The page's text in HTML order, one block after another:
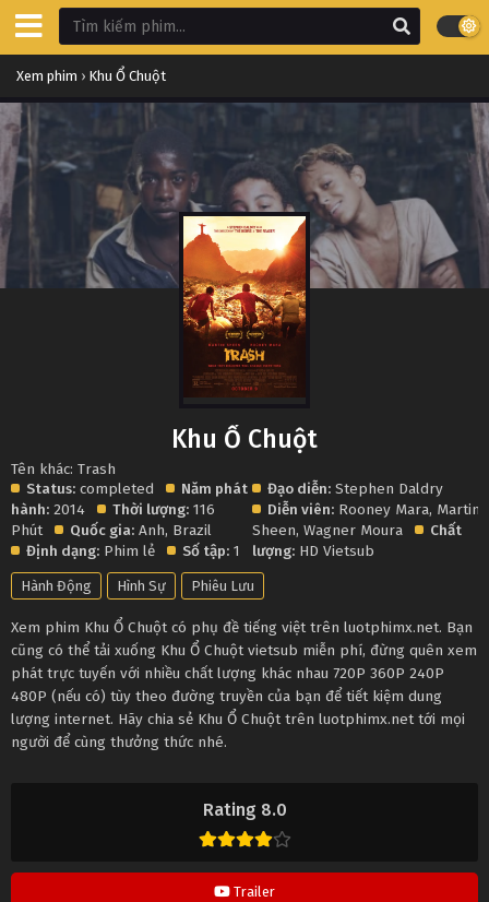
Xem phim › Khu Ổ Chuột
Rating 8.0
Trailer
Khu Ổ Chuột
Tên khác: Trash
Status: completed
Năm phát
hành: 2014 Thời lượng: 116
Phút
Quốc gia: Anh, Brazil
Định dạng: Phim lẻ Số tập: 1
Đạo diễn: Stephen Daldry
Diễn viên: Rooney Mara, Martin
Sheen,Wagner Moura
Chất
lượng: HD Vietsub
Hành Động Hình Sự Phiêu Lưu
Xem phim Khu Ổ Chuột có phụ đề tiếng việt trên luotphimx.net. Bạn
cũng có thể tải xuống Khu Ổ Chuột vietsub miễn phí, đừng quên xem
phát trực tuyến với nhiều chất lượng khác nhau 720P 360P 240P
480P (nếu có) tùy theo đường truyền của bạn để tiết kiệm dung
lượng internet. Hãy chia sẻ Khu Ổ Chuột trên luotphimx.net tới mọi
người để cùng thưởng thức nhé.